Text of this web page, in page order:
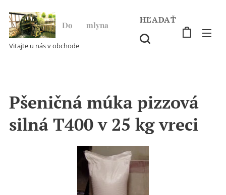
Do ♥ mlyna
Vitajte u nás v obchode
HĽADAŤ
Pšeničná múka pizzová
silná T400 v 25 kg vreci